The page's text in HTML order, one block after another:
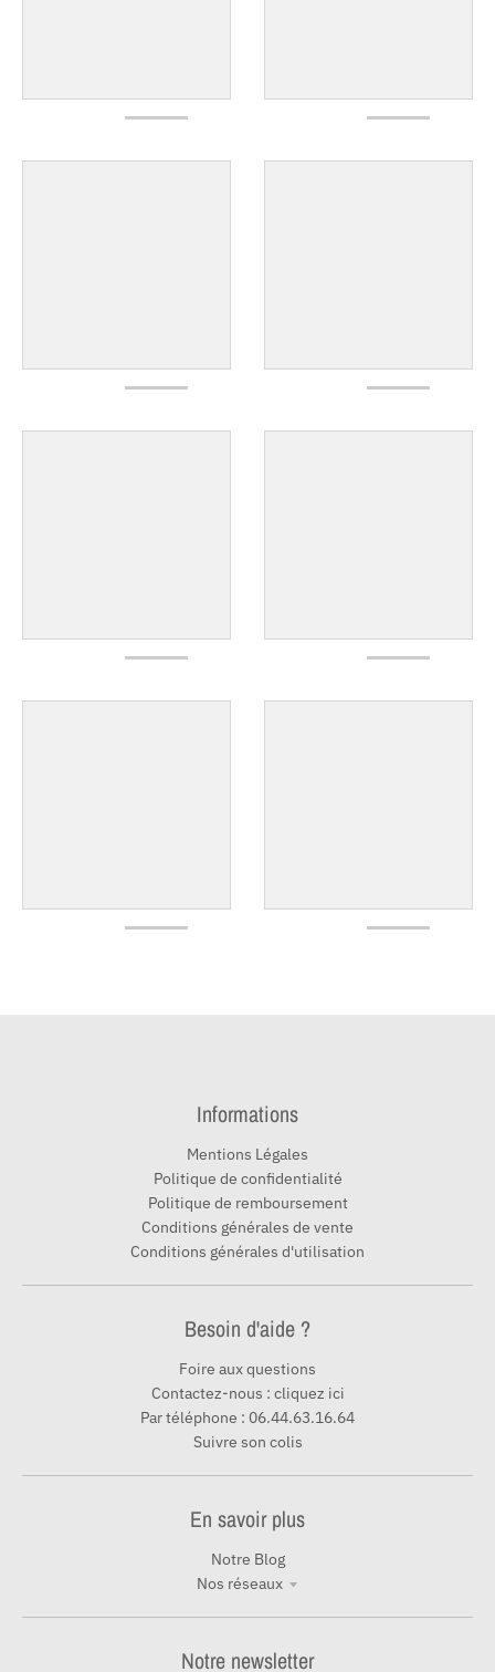
Informations
Mentions Légales
Politique de confidentialité
Politique de remboursement
Conditions générales de vente
Conditions générales d'utilisation
Besoin d'aide ?
Foire aux questions
Contactez-nous : cliquez ici
Par téléphone : 06.44.63.16.64
Suivre son colis
En savoir plus
Notre Blog
Nos réseaux
Notre newsletter